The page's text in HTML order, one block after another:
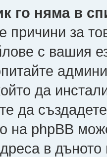
го няма в
причини за
с вашия
да
да
на phpBB
в дъното